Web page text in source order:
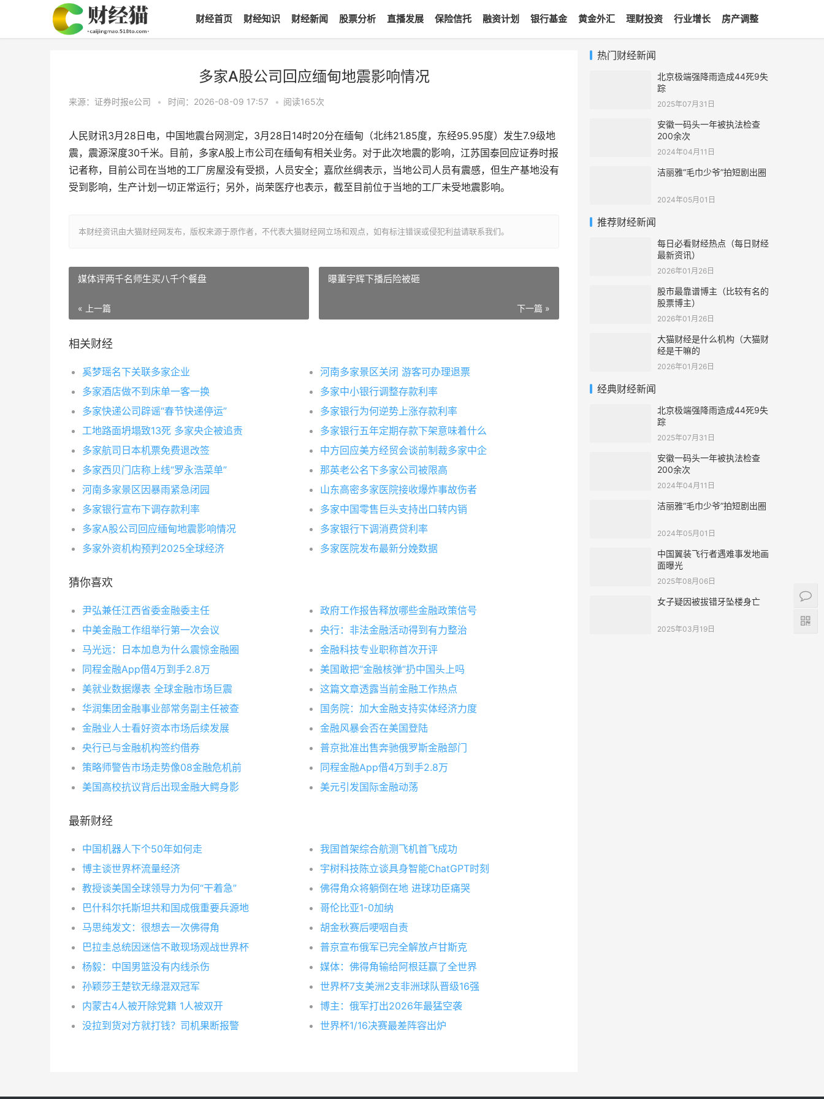
财经首页 财经知识 财经新闻 股票分析 直播发展 保险信托 融资计划 银行基金 黄金外汇 理财投资 行业增长 房产调整
多家A股公司回应缅甸地震影响情况
来源：证券时报e公司 • 时间：2026-08-09 17:57 • 阅读165次
人民财讯3月28日电，中国地震台网测定，3月28日14时20分在缅甸（北纬21.85度，东经95.95度）发生7.9级地
震，震源深度30千米。目前，多家A股上市公司在缅甸有相关业务。对于此次地震的影响，江苏国泰回应证券时报
记者称，目前公司在当地的工厂房屋没有受损，人员安全；嘉欣丝绸表示，当地公司人员有震感，但生产基地没有
受到影响，生产计划一切正常运行；另外，尚荣医疗也表示，截至目前位于当地的工厂未受地震影响。
本财经资讯由大猫财经网发布，版权来源于原作者，不代表大猫财经网立场和观点，如有标注错误或侵犯利益请联系我们。
媒体评两千名师生买八千个餐盘
« 上一篇
曝董宇辉下播后险被砸
下一篇 »
相关财经
奚梦瑶名下关联多家企业
河南多家景区关闭 游客可办理退票
多家酒店做不到床单一客一换
多家中小银行调整存款利率
多家快递公司辟谣“春节快递停运”
多家银行为何逆势上涨存款利率
工地路面坍塌致13死 多家央企被追责
多家银行五年定期存款下架意味着什么
多家航司日本机票免费退改签
中方回应美方经贸会谈前制裁多家中企
多家西贝门店称上线“罗永浩菜单”
那英老公名下多家公司被限高
河南多家景区因暴雨紧急闭园
山东高密多家医院接收爆炸事故伤者
多家银行宣布下调存款利率
多家中国零售巨头支持出口转内销
多家A股公司回应缅甸地震影响情况
多家银行下调消费贷利率
多家外资机构预判2025全球经济
多家医院发布最新分娩数据
猜你喜欢
尹弘兼任江西省委金融委主任
政府工作报告释放哪些金融政策信号
中美金融工作组举行第一次会议
央行：非法金融活动得到有力整治
马光远：日本加息为什么震惊金融圈
金融科技专业职称首次开评
同程金融App借4万到手2.8万
美国敢把“金融核弹”扔中国头上吗
美就业数据爆表 全球金融市场巨震
这篇文章透露当前金融工作热点
华润集团金融事业部常务副主任被查
国务院：加大金融支持实体经济力度
金融业人士看好资本市场后续发展
金融风暴会否在美国登陆
央行已与金融机构签约借券
普京批准出售奔驰俄罗斯金融部门
策略师警告市场走势像08金融危机前
同程金融App借4万到手2.8万
美国高校抗议背后出现金融大鳄身影
美元引发国际金融动荡
最新财经
中国机器人下个50年如何走
我国首架综合航测飞机首飞成功
博主谈世界杯流量经济
宇树科技陈立谈具身智能ChatGPT时刻
教授谈美国全球领导力为何“干着急”
佛得角众将躺倒在地 进球功臣痛哭
巴什科尔托斯坦共和国成俄重要兵源地
哥伦比亚1-0加纳
马思纯发文：很想去一次佛得角
胡金秋赛后哽咽自责
巴拉圭总统因迷信不敢现场观战世界杯
普京宣布俄军已完全解放卢甘斯克
杨毅：中国男篮没有内线杀伤
媒体：佛得角输给阿根廷赢了全世界
孙颖莎王楚钦无缘混双冠军
世界杯7支美洲2支非洲球队晋级16强
内蒙古4人被开除党籍 1人被双开
博主：俄军打出2026年最猛空袭
没拉到货对方就打钱？司机果断报警
世界杯1/16决赛最差阵容出炉
热门财经新闻
北京极端强降雨造成44死9失
踪
2025年07月31日
安徽一码头一年被执法检查
200余次
2024年04月11日
洁丽雅“毛巾少爷”拍短剧出圈
2024年05月01日
推荐财经新闻
每日必看财经热点（每日财经
最新资讯）
2026年01月26日
股市最靠谱博主（比较有名的
股票博主）
2026年01月26日
大猫财经是什么机构（大猫财
经是干嘛的
2026年01月26日
经典财经新闻
北京极端强降雨造成44死9失
踪
2025年07月31日
安徽一码头一年被执法检查
200余次
2024年04月11日
洁丽雅“毛巾少爷”拍短剧出圈
2024年05月01日
中国翼装飞行者遇难事发地画
面曝光
2025年08月06日
女子疑因被拔错牙坠楼身亡
2025年03月19日